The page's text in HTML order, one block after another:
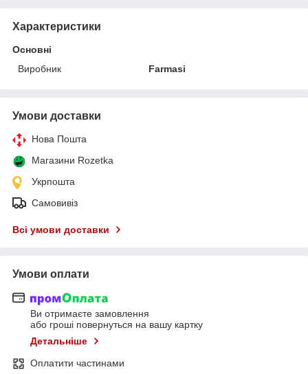
Характеристики
Основні
Виробник
Farmasi
Умови доставки
Нова Пошта
Магазини Rozetka
Укрпошта
Самовивіз
Всі умови доставки
Умови оплати
Ви отримаєте замовлення
або гроші повернуться на вашу картку
Детальніше
Оплатити частинами